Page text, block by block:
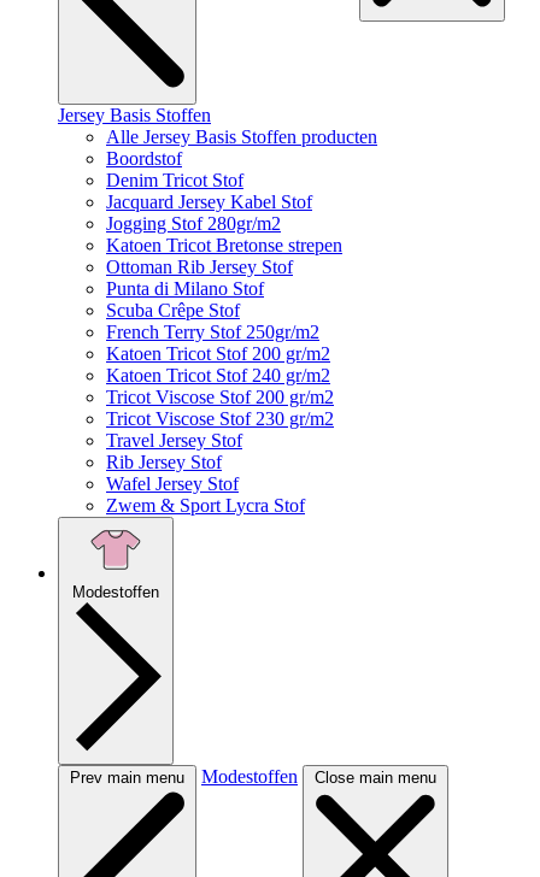
Jersey Basis Stoffen
Alle Jersey Basis Stoffen producten
Boordstof
Denim Tricot Stof
Jacquard Jersey Kabel Stof
Jogging Stof 280gr/m2
Katoen Tricot Bretonse strepen
Ottoman Rib Jersey Stof
Punta di Milano Stof
Scuba Crêpe Stof
French Terry Stof 250gr/m2
Katoen Tricot Stof 200 gr/m2
Katoen Tricot Stof 240 gr/m2
Tricot Viscose Stof 200 gr/m2
Tricot Viscose Stof 230 gr/m2
Travel Jersey Stof
Rib Jersey Stof
Wafel Jersey Stof
Zwem & Sport Lycra Stof
Modestoffen
Prev main menu Modestoffen Close main menu